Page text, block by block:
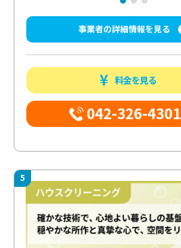
事業者の詳細情報を見る
料金を見る
042-326-4301
5